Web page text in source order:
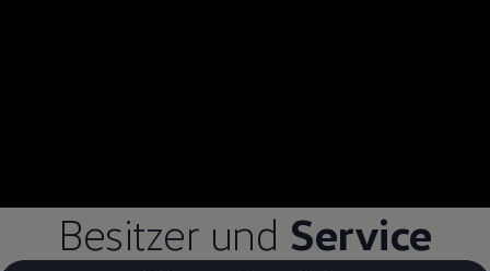
Besitzer und Service